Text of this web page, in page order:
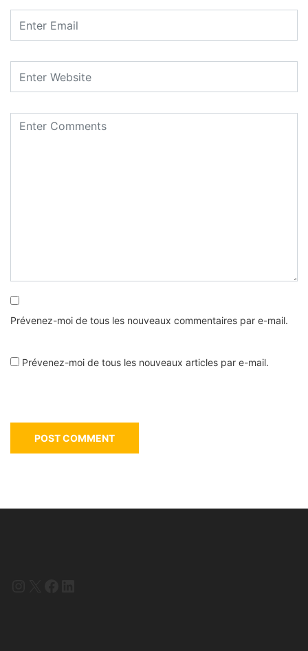
Prévenez-moi de tous les nouveaux commentaires par e-mail.
Prévenez-moi de tous les nouveaux articles par e-mail.